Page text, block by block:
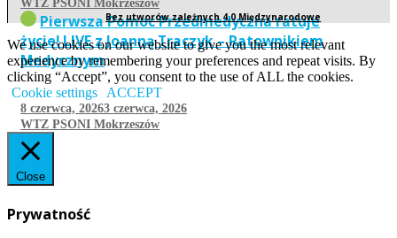
WTZ PSONI Mokrzeszów
Pierwsza Pomoc Przedmedyczna ratuje
życie! LIVE z Joanną Traczyk – Ratownikiem
Medycznym
8 czerwca, 20263 czerwca, 2026
WTZ PSONI Mokrzeszów
Bez utworów zależnych 4.0 Międzynarodowe
We use cookies on our website to give you the most relevant
experience by remembering your preferences and repeat visits. By
clicking “Accept”, you consent to the use of ALL the cookies.
Cookie settings
ACCEPT
Close
Prywatność